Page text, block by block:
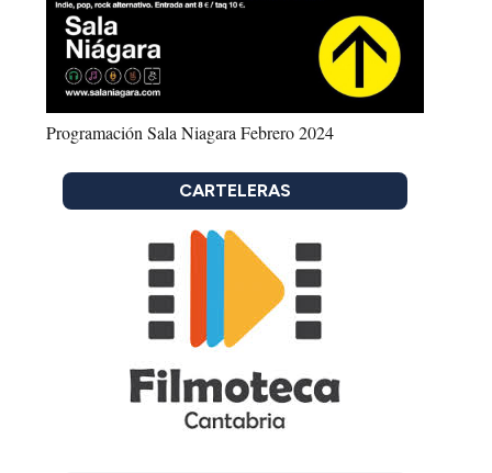
Programación Sala Niagara Febrero 2024
CARTELERAS